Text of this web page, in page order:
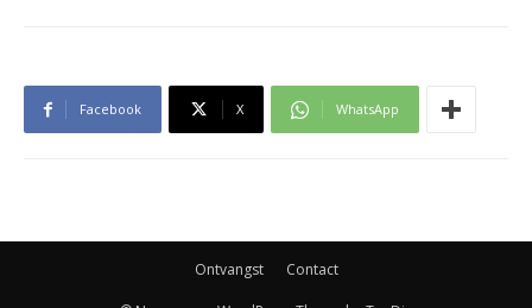
Facebook X WhatsApp
Ontvangst Contact